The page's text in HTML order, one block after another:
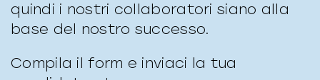
quindi i nostri collaboratori siano alla
base del nostro successo.
Compila il form e inviaci la tua